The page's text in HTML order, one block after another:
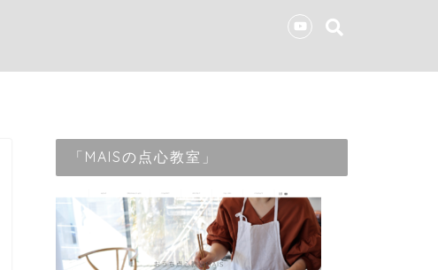
「MAISの点心教室」